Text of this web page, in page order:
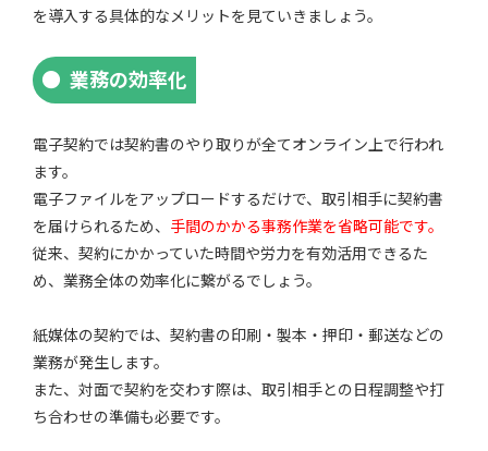
を導入する具体的なメリットを見ていきましょう。
業務の効率化
電子契約では契約書のやり取りが全てオンライン上で行われ
ます。
電子ファイルをアップロードするだけで、取引相手に契約書
を届けられるため、 手間のかかる事務作業を省略可能です。
従来、契約にかかっていた時間や労力を有効活用できるた
め、業務全体の効率化に繋がるでしょう。
紙媒体の契約では、契約書の印刷・製本・押印・郵送などの
業務が発生します。
また、対面で契約を交わす際は、取引相手との日程調整や打
ち合わせの準備も必要です。